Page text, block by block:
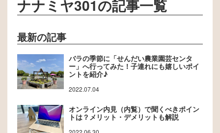
ナナミヤ301の記事一覧
最新の記事
バラの季節に「せんだい農業園芸センタ
ー」へ行ってみた！子連れにも嬉しいポイ
ントを紹介♪
2022.07.04
オンライン内見（内覧）で聞くべきポイン
トは？メリット・デメリットも解説